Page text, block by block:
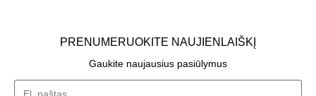
PRENUMERUOKITE NAUJIENLAIŠKĮ
Gaukite naujausius pasiūlymus